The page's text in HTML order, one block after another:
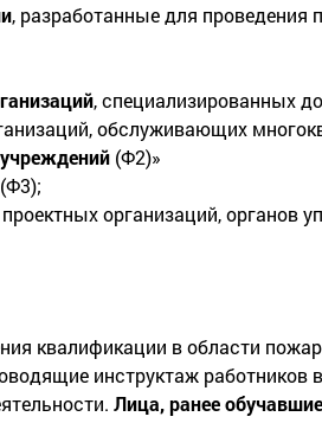
, разработанные для проведения
, специализированных
обслуживающих
учреждений (Ф2)»
(Ф3);
организаций, органов
квалификации в области
инструктаж работников
Лица, ранее